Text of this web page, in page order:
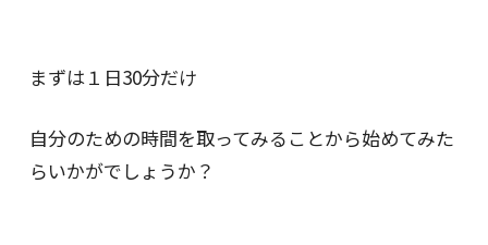
まずは１日30分だけ
自分のための時間を取ってみることから始めてみた
らいかがでしょうか？